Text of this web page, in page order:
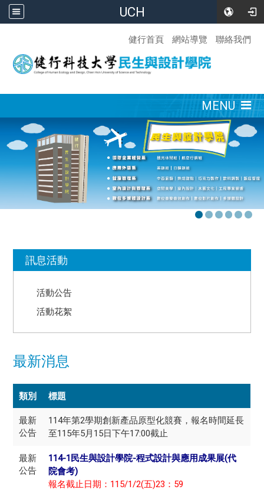
UCH
健行首頁 網站導覽 聯絡我們
MENU
訊息活動
活動公告
活動花絮
最新消息
類別 標題
最新
公告
114年第2學期創新產品原型化競賽，報名時間延長
至115年5月15日下午17:00截止
最新
公告
114-1民生與設計學院-程式設計與應用成果展(代
院會考)
報名截止日期：115/1/2(五)23：59